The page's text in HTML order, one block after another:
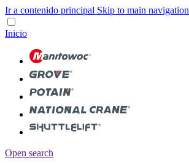
Ir a contenido principal Skip to main navigation
Inicio
Open search